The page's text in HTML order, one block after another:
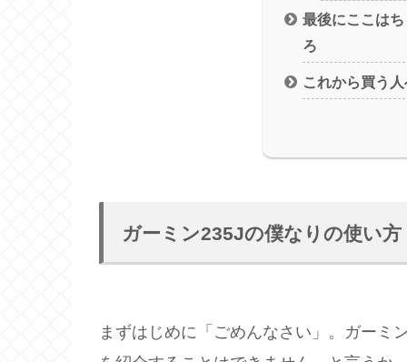
最後にここは
ろ
これから買う
ガーミン235Jの僕なりの使い方
まずはじめに「ごめんなさい」。ガーミ